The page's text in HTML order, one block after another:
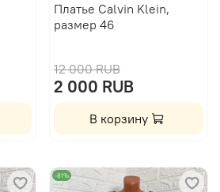
Платье Calvin Klein,
размер 46
12 000 RUB
2 000 RUB
В корзину
-81%